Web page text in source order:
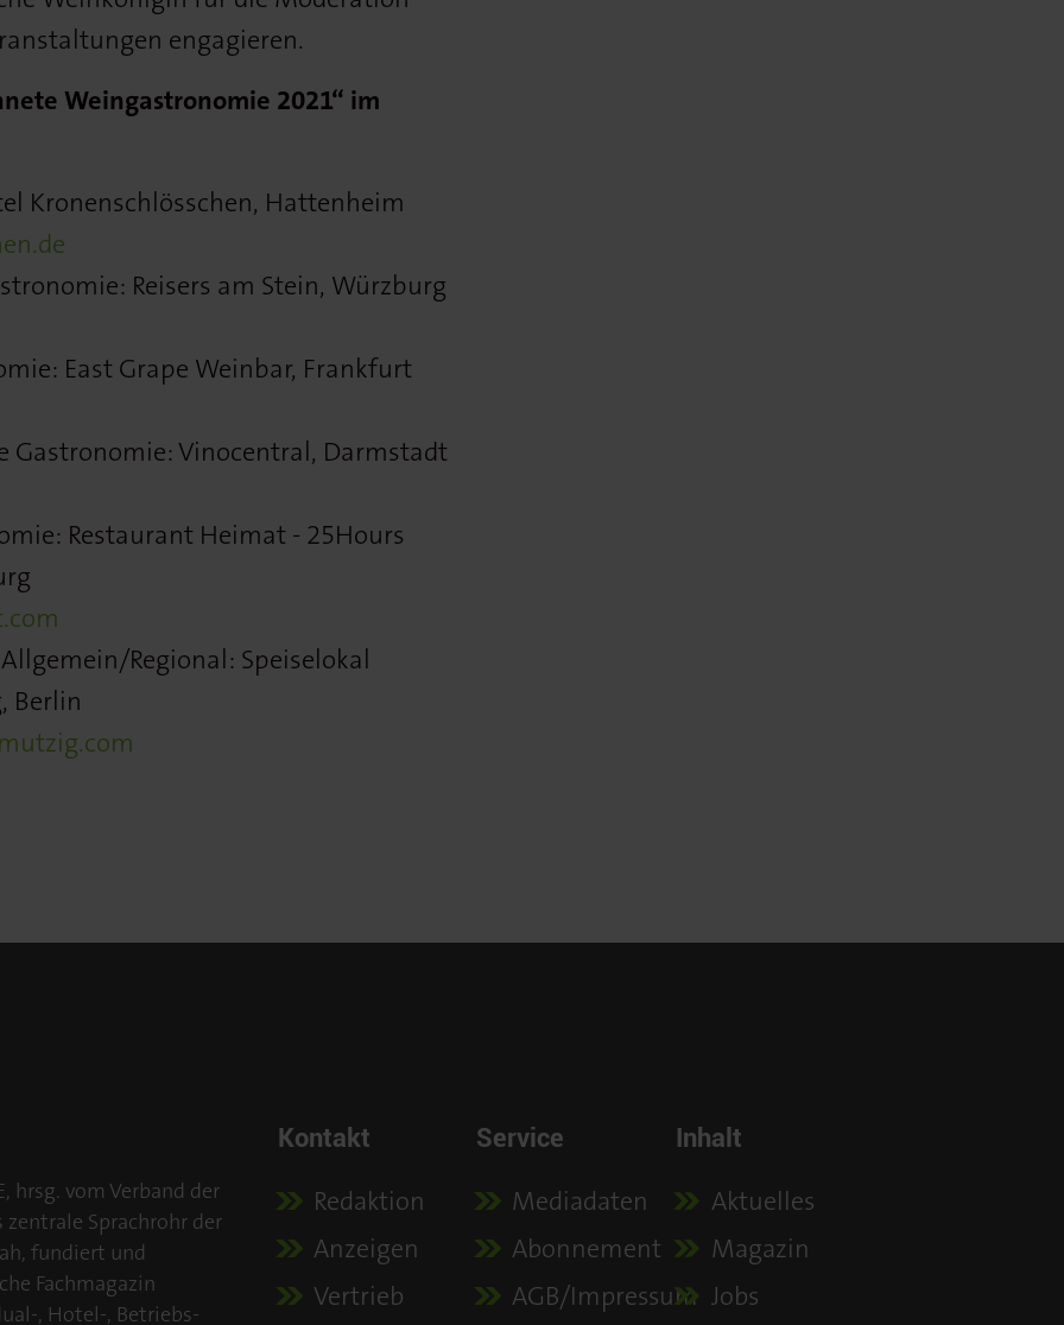
engagieren.
Weingastronomie 2021“ im
Kronenschlösschen, Hattenheim
Reisers am Stein, Würzburg
East Grape Weinbar, Frankfurt
Gastronomie: Vinocentral, Darmstadt
Restaurant Heimat - 25Hours
Regional: Speiselokal
Berlin
hrsg. vom Verband der
zentrale Sprachrohr der
fundiert und
Fachmagazin
, Hotel-, Betriebs-
Kontakt
Redaktion
Anzeigen
Vertrieb
Service
Mediadaten
Abonnement
AGB/Impressum
Inhalt
Aktuelles
Magazin
Jobs